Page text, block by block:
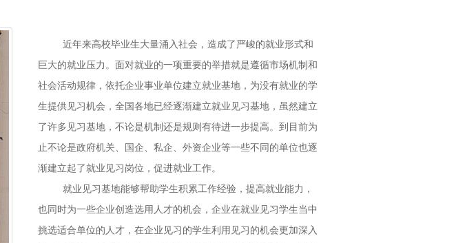
巨大的就业压力。面对就业的一项重要的举措就是遵循市场机制和
社会活动规律，依托企业事业单位建立就业基地，为没有就业的学
生提供见习机会，全国各地已经逐渐建立就业见习基地，虽然建立
了许多见习基地，不论是机制还是规则有待进一步提高。到目前为
止不论是政府机关、国企、私企、外资企业等一些不同的单位也逐
渐建立起了就业见习岗位，促进就业工作。
也同时为一些企业创造选用人才的机会，企业在就业见习学生当中
挑选适合单位的人才，在企业见习的学生利用见习的机会更加深入